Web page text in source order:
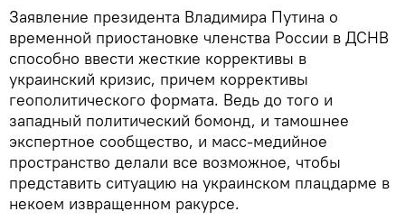
Заявление президента Владимира Путина о
временной приостановке членства России в ДСНВ
способно ввести жесткие коррективы в
украинский кризис, причем коррективы
геополитического формата. Ведь до того и
западный политический бомонд, и тамошнее
экспертное сообщество, и масс-медийное
пространство делали все возможное, чтобы
представить ситуацию на украинском плацдарме в
некоем извращенном ракурсе.